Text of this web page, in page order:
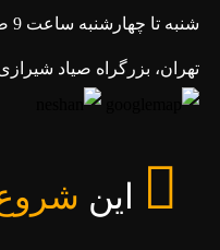
شنبه تا چهارشنبه ساعت 9 صبح تا 5 عصر
تهران، بزرگراه صیاد شیرازی،
این